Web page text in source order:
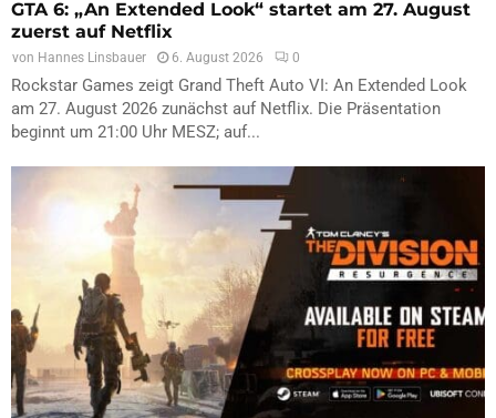
GTA 6: „An Extended Look“ startet am 27. August
zuerst auf Netflix
von Hannes Linsbauer 6. August 2026 0
Rockstar Games zeigt Grand Theft Auto VI: An Extended Look
am 27. August 2026 zunächst auf Netflix. Die Präsentation
beginnt um 21:00 Uhr MESZ; auf...